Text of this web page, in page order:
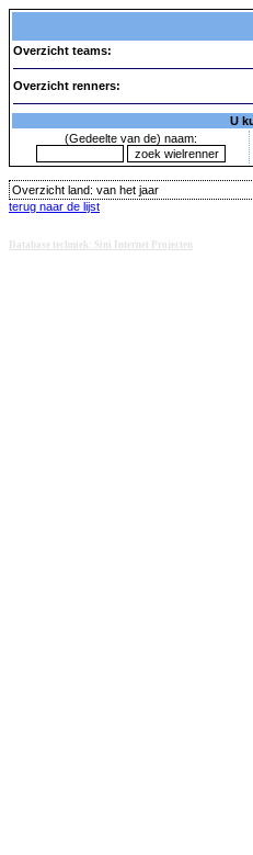
Overzicht teams:
Overzicht renners:
U
(Gedeelte van de) naam:
Overzicht land: van het jaar
terug naar de lijst
Database techniek: Sini Internet Projecten